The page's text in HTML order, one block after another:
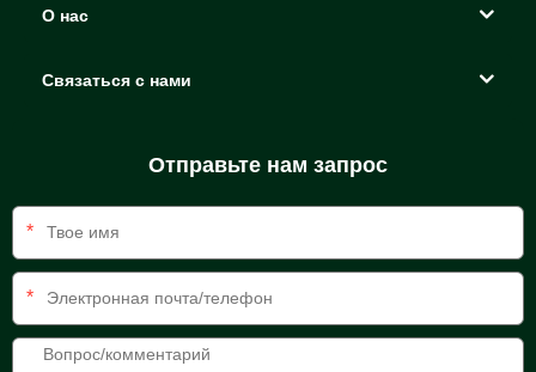
О нас
Связаться с нами
Отправьте нам запрос
*
*